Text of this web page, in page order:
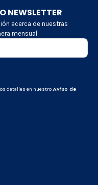
NEWSLETTER
acerca de nuestras
mensual
detalles en nuestroAviso de